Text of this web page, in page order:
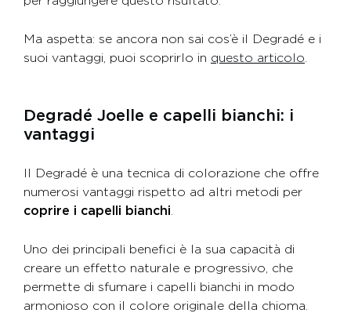
Ma aspetta: se ancora non sai cos’è il Degradé e i
suoi vantaggi, puoi scoprirlo in questo articolo.
Degradé Joelle e capelli bianchi: i
vantaggi
Il Degradé è una tecnica di colorazione che offre
numerosi vantaggi rispetto ad altri metodi per
coprire i capelli bianchi.
Uno dei principali benefici è la sua capacità di
creare un effetto naturale e progressivo, che
permette di sfumare i capelli bianchi in modo
armonioso con il colore originale della chioma.